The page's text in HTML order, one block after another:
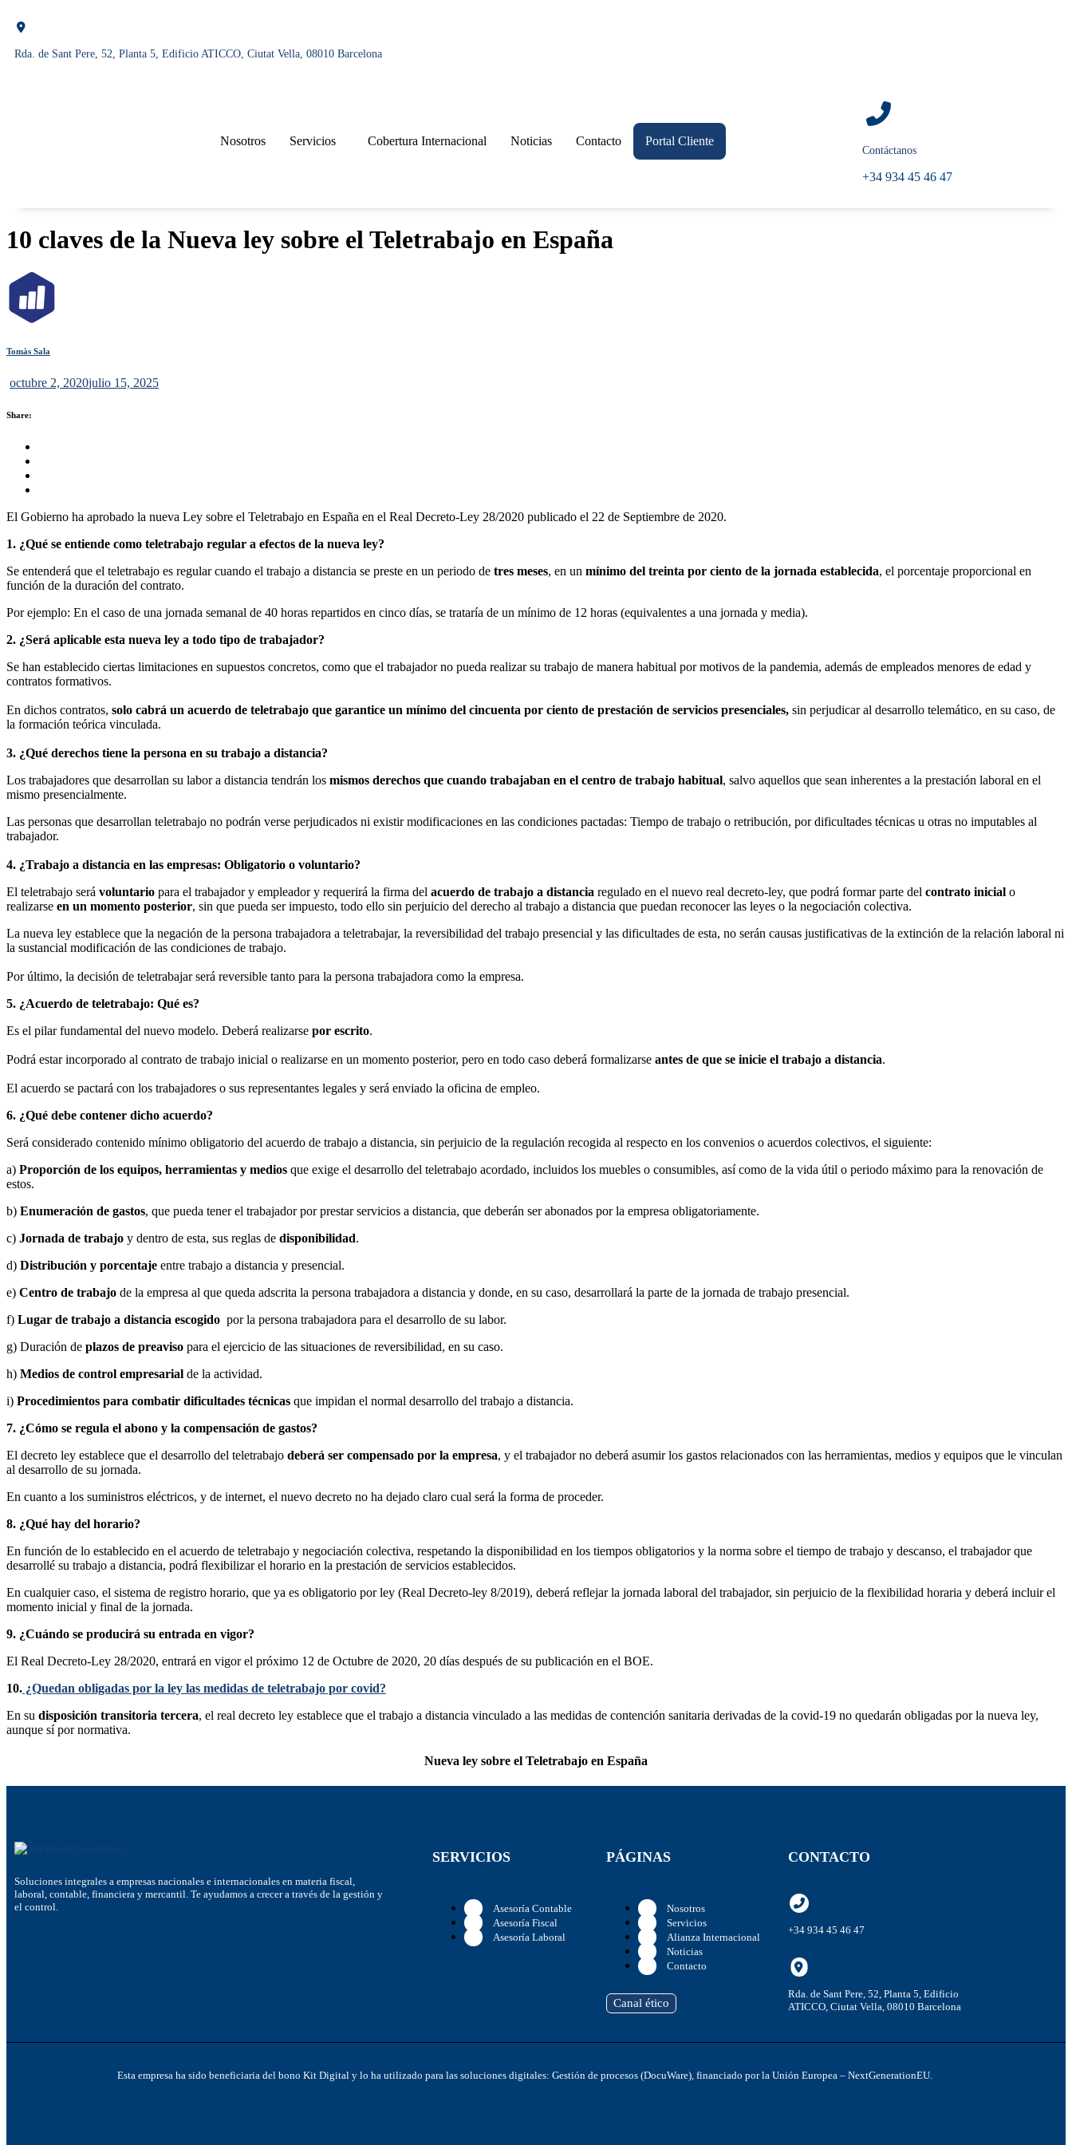
Rda. de Sant Pere, 52, Planta 5, Edificio ATICCO, Ciutat Vella, 08010 Barcelona
Nosotros Servicios Cobertura Internacional Noticias Contacto Portal Cliente
Contáctanos
+34 934 45 46 47
10 claves de la Nueva ley sobre el Teletrabajo en España
Tomàs Sala
octubre 2, 2020julio 15, 2025
Share:
El Gobierno ha aprobado la nueva Ley sobre el Teletrabajo en España en el Real Decreto-Ley 28/2020 publicado el 22 de Septiembre de 2020.
1. ¿Qué se entiende como teletrabajo regular a efectos de la nueva ley?
Se entenderá que el teletrabajo es regular cuando el trabajo a distancia se preste en un periodo de tres meses, en un mínimo del treinta por ciento de la jornada establecida, el porcentaje proporcional en
función de la duración del contrato.
Por ejemplo: En el caso de una jornada semanal de 40 horas repartidos en cinco días, se trataría de un mínimo de 12 horas (equivalentes a una jornada y media).
2. ¿Será aplicable esta nueva ley a todo tipo de trabajador?
Se han establecido ciertas limitaciones en supuestos concretos, como que el trabajador no pueda realizar su trabajo de manera habitual por motivos de la pandemia, además de empleados menores de edad y
contratos formativos.
En dichos contratos, solo cabrá un acuerdo de teletrabajo que garantice un mínimo del cincuenta por ciento de prestación de servicios presenciales, sin perjudicar al desarrollo telemático, en su caso, de
la formación teórica vinculada.
3. ¿Qué derechos tiene la persona en su trabajo a distancia?
Los trabajadores que desarrollan su labor a distancia tendrán los mismos derechos que cuando trabajaban en el centro de trabajo habitual, salvo aquellos que sean inherentes a la prestación laboral en el
mismo presencialmente.
Las personas que desarrollan teletrabajo no podrán verse perjudicados ni existir modificaciones en las condiciones pactadas: Tiempo de trabajo o retribución, por dificultades técnicas u otras no imputables al
trabajador.
4. ¿Trabajo a distancia en las empresas: Obligatorio o voluntario?
El teletrabajo será voluntario para el trabajador y empleador y requerirá la firma del acuerdo de trabajo a distancia regulado en el nuevo real decreto-ley, que podrá formar parte del contrato inicial o
realizarse en un momento posterior, sin que pueda ser impuesto, todo ello sin perjuicio del derecho al trabajo a distancia que puedan reconocer las leyes o la negociación colectiva.
La nueva ley establece que la negación de la persona trabajadora a teletrabajar, la reversibilidad del trabajo presencial y las dificultades de esta, no serán causas justificativas de la extinción de la relación laboral ni
la sustancial modificación de las condiciones de trabajo.
Por último, la decisión de teletrabajar será reversible tanto para la persona trabajadora como la empresa.
5. ¿Acuerdo de teletrabajo: Qué es?
Es el pilar fundamental del nuevo modelo. Deberá realizarse por escrito.
Podrá estar incorporado al contrato de trabajo inicial o realizarse en un momento posterior, pero en todo caso deberá formalizarse antes de que se inicie el trabajo a distancia.
El acuerdo se pactará con los trabajadores o sus representantes legales y será enviado la oficina de empleo.
6. ¿Qué debe contener dicho acuerdo?
Será considerado contenido mínimo obligatorio del acuerdo de trabajo a distancia, sin perjuicio de la regulación recogida al respecto en los convenios o acuerdos colectivos, el siguiente:
a) Proporción de los equipos, herramientas y medios que exige el desarrollo del teletrabajo acordado, incluidos los muebles o consumibles, así como de la vida útil o periodo máximo para la renovación de
estos.
b) Enumeración de gastos, que pueda tener el trabajador por prestar servicios a distancia, que deberán ser abonados por la empresa obligatoriamente.
c) Jornada de trabajo y dentro de esta, sus reglas de disponibilidad.
d) Distribución y porcentaje entre trabajo a distancia y presencial.
e) Centro de trabajo de la empresa al que queda adscrita la persona trabajadora a distancia y donde, en su caso, desarrollará la parte de la jornada de trabajo presencial.
f) Lugar de trabajo a distancia escogido por la persona trabajadora para el desarrollo de su labor.
g) Duración de plazos de preaviso para el ejercicio de las situaciones de reversibilidad, en su caso.
h) Medios de control empresarial de la actividad.
i) Procedimientos para combatir dificultades técnicas que impidan el normal desarrollo del trabajo a distancia.
7. ¿Cómo se regula el abono y la compensación de gastos?
El decreto ley establece que el desarrollo del teletrabajo deberá ser compensado por la empresa, y el trabajador no deberá asumir los gastos relacionados con las herramientas, medios y equipos que le vinculan
al desarrollo de su jornada.
En cuanto a los suministros eléctricos, y de internet, el nuevo decreto no ha dejado claro cual será la forma de proceder.
8. ¿Qué hay del horario?
En función de lo establecido en el acuerdo de teletrabajo y negociación colectiva, respetando la disponibilidad en los tiempos obligatorios y la norma sobre el tiempo de trabajo y descanso, el trabajador que
desarrollé su trabajo a distancia, podrá flexibilizar el horario en la prestación de servicios establecidos.
En cualquier caso, el sistema de registro horario, que ya es obligatorio por ley (Real Decreto-ley 8/2019), deberá reflejar la jornada laboral del trabajador, sin perjuicio de la flexibilidad horaria y deberá incluir el
momento inicial y final de la jornada.
9. ¿Cuándo se producirá su entrada en vigor?
El Real Decreto-Ley 28/2020, entrará en vigor el próximo 12 de Octubre de 2020, 20 días después de su publicación en el BOE.
10. ¿Quedan obligadas por la ley las medidas de teletrabajo por covid?
En su disposición transitoria tercera, el real decreto ley establece que el trabajo a distancia vinculado a las medidas de contención sanitaria derivadas de la covid-19 no quedarán obligadas por la nueva ley,
aunque sí por normativa.
Nueva ley sobre el Teletrabajo en España
Soluciones integrales a empresas nacionales e internacionales en materia fiscal,
laboral, contable, financiera y mercantil. Te ayudamos a crecer a través de la gestión y
el control.
SERVICIOS
Asesoría Contable
Asesoría Fiscal
Asesoría Laboral
PÁGINAS
Nosotros
Servicios
Alianza Internacional
Noticias
Contacto
Canal ético
CONTACTO
+34 934 45 46 47
Rda. de Sant Pere, 52, Planta 5, Edificio
ATICCO, Ciutat Vella, 08010 Barcelona
Esta empresa ha sido beneficiaria del bono Kit Digital y lo ha utilizado para las soluciones digitales: Gestión de procesos (DocuWare), financiado por la Unión Europea – NextGenerationEU.